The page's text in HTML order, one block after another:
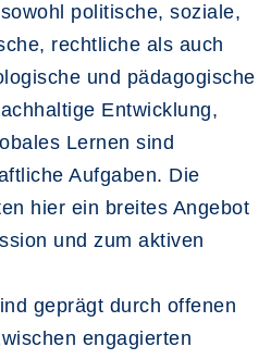
politische, soziale,
rechtliche als auch
und pädagogische
Entwicklung,
Lernen sind
Aufgaben. Die
hier ein breites Angebot
und zum aktiven
geprägt durch offenen
engagierten